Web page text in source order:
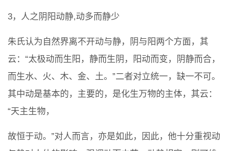
3，人之阴阳动静,动多而静少
朱氏认为自然界离不开动与静，阴与阳两个方面，其
云：“太极动而生阳，静而生阴，阳动而变，阴静而合，
而生水、火、木、金、土。”二者对立统一，缺一不可。
其中动是基本的，主要的，是化生万物的主体，其云：
“天主生物，
故恒于动。”对人而言，亦是如此，因此，他十分重视动